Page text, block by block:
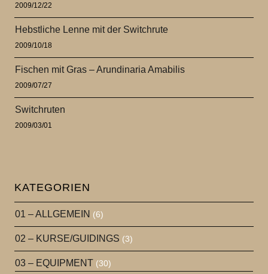
2009/12/22
Hebstliche Lenne mit der Switchrute
2009/10/18
Fischen mit Gras – Arundinaria Amabilis
2009/07/27
Switchruten
2009/03/01
KATEGORIEN
01 – ALLGEMEIN (6)
02 – KURSE/GUIDINGS (3)
03 – EQUIPMENT (30)